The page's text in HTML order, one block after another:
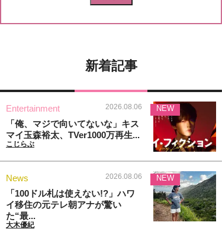
新着記事
Entertainment 2026.08.06
「俺、マジで向いてないな」キス
マイ玉森裕太、TVer1000万再生...
こじらぶ
NEW
News 2026.08.06
「100ドル札は使えない!?」ハワ
イ移住の元テレ朝アナが驚い
た“最...
大木優紀
NEW